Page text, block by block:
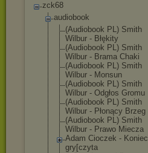
zck68
audiobook
(Audiobook PL) Smith
Wilbur - Błękity
(Audiobook PL) Smith
Wilbur - Brama Chaki
(Audiobook PL) Smith
Wilbur - Monsun
(Audiobook PL) Smith
Wilbur - Odgłos Gromu
(Audiobook PL) Smith
Wilbur - Płonący Brzeg
(Audiobook PL) Smith
Wilbur - Prawo Miecza
Adam Cioczek - Koniec
gry[czyta